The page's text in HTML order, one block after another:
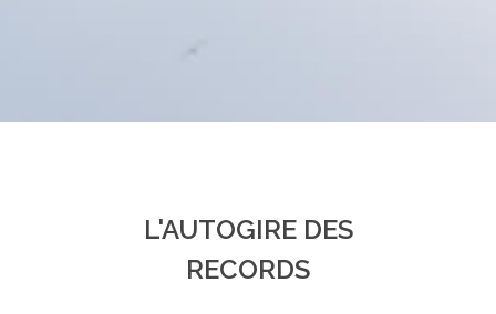
L'AUTOGIRE DES
RECORDS